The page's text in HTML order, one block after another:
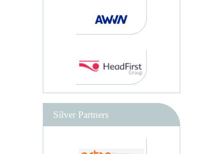
Silver Partners